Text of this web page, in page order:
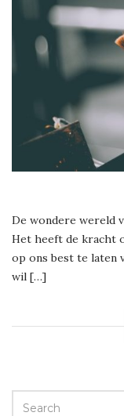
De wondere wereld
Het heeft de kracht
op ons best te laten
wil […]
SEARCH
FOR: